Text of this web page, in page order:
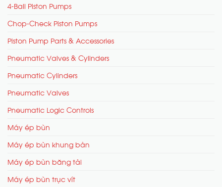
4-Ball Piston Pumps
Chop-Check Piston Pumps
Piston Pump Parts & Accessories
Pneumatic Valves & Cylinders
Pneumatic Cylinders
Pneumatic Valves
Pneumatic Logic Controls
Máy ép bùn
Máy ép bùn khung bản
Máy ép bùn băng tải
Máy ép bùn trục vít